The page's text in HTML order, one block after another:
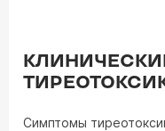
Симптомы